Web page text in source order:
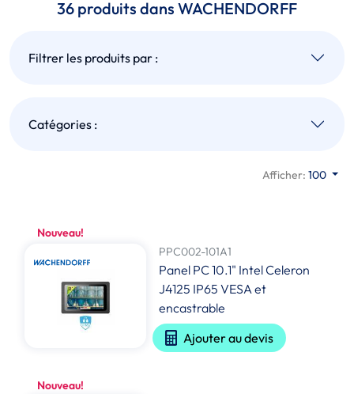
36 produits dans WACHENDORFF
Filtrer les produits par :
Catégories :
Afficher:100
Nouveau!
PPC002-101A1
Panel PC 10.1" Intel Celeron
J4125 IP65 VESA et
encastrable
Ajouter au devis
Nouveau!